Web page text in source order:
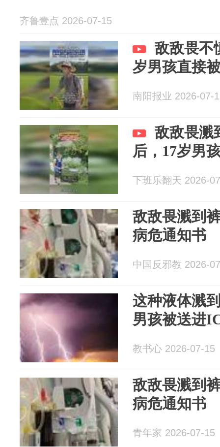
齐鲁壹点 2026-07-15
敌敌畏不
岁男孩直接
南阳报业 2026-07-
敌敌畏溅
后，17岁男
下班乐翻天 2026-
敌敌畏溅到
病危通知书
中国反邪教 2026-
这种液体溅
男孩被送进
教书心 2026-07-15
敌敌畏溅到
病危通知书
青年家 2026-07-15